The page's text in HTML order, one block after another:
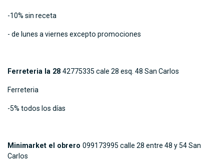
-10% sin receta
- de lunes a viernes excepto promociones
Ferreteria la 28 42775335 cale 28 esq. 48 San Carlos
Ferreteria
-5% todos los días
Minimarket el obrero 099173995 calle 28 entre 48 y 54 San
Carlos